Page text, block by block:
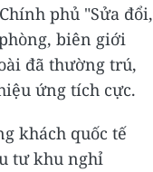
phủ "Sửa đổi,
biên giới
đã thường trú,
ứng tích cực.
khách quốc tế
tư khu nghỉ